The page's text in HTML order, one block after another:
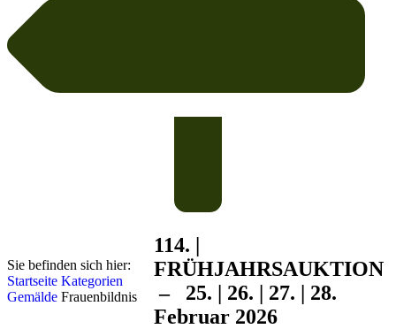
Sie befinden sich hier:
Startseite Kategorien
Gemälde Frauenbildnis
114. |
FRÜHJAHRSAUKTION
– 25. | 26. | 27. | 28.
Februar 2026